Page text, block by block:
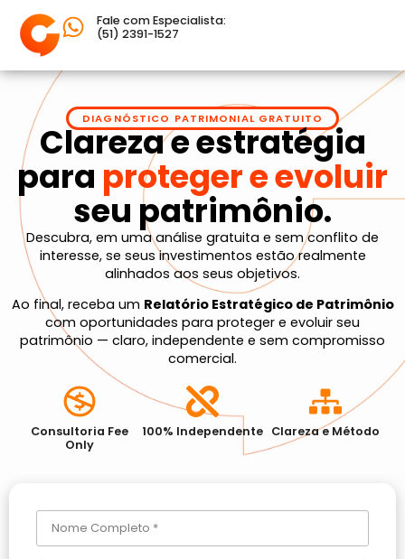
Fale com Especialista:
(51) 2391-1527
DIAGNÓSTICO PATRIMONIAL GRATUITO
Clareza e estratégia
para proteger e evoluir
seu patrimônio.
Descubra, em uma análise gratuita e sem conflito de
interesse, se seus investimentos estão realmente
alinhados aos seus objetivos.
Ao final, receba um Relatório Estratégico de Patrimônio
com oportunidades para proteger e evoluir seu
patrimônio — claro, independente e sem compromisso
comercial.
Consultoria Fee
Only
100% Independente Clareza e Método